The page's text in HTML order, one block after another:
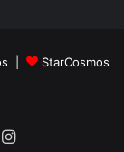
|
StarCosmos
Instagram